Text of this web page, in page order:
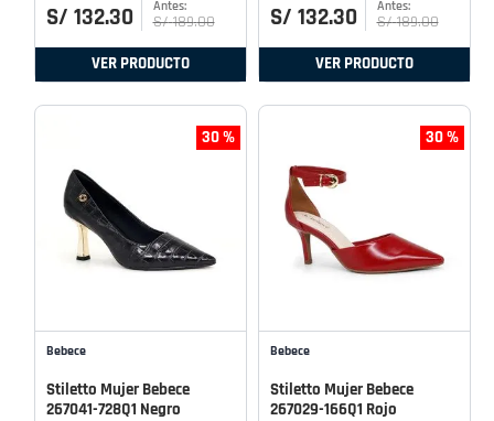
S/ 132.30 S/ 189.00
VER PRODUCTO
S/ 132.30 S/ 189.00
VER PRODUCTO
30 %
Bebece
Stiletto Mujer Bebece
267041-728Q1 Negro
30 %
Bebece
Stiletto Mujer Bebece
267029-166Q1 Rojo